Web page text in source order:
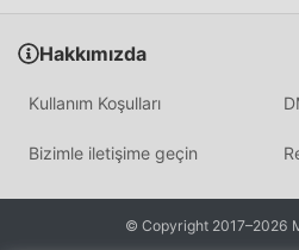
Hakkımızda
Kullanım Koşulları
Bizimle iletişime geçin
© Copyright 2017–2026